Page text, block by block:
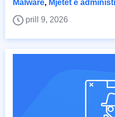
Malware, Mjetet e
prill 9, 2026